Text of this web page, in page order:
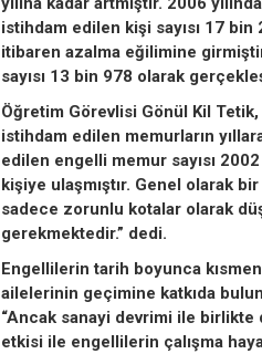
istihdam edilen kişi sayısı 17 bin
itibaren azalma eğilimine
sayısı 13 bin 978 olarak
Öğretim Görevlisi Gönül Kil Tetik,
istihdam edilen memurların
edilen engelli memur sayısı
kişiye ulaşmıştır. Genel olarak
sadece zorunlu kotalar olarak
gerekmektedir.” dedi.
Engellilerin tarih boyunca
ailelerinin geçimine katkıda
“Ancak sanayi devrimi ile birlikte
etkisi ile engellilerin çalışma